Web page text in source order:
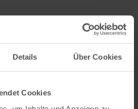
Details Über Cookies
Cookies